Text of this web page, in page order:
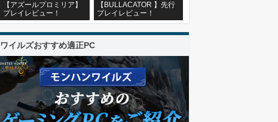
【アズールプロミリア】
プレイレビュー！
【BULLACATOR 】先行
プレイレビュー！
ワイルズおすすめ適正PC